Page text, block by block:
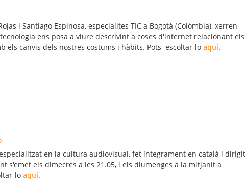
i Santiago Espinosa, especialites TIC a Bogotà (Colòmbia), xerren
ens posa a viure descrivint a coses d'internet relacionant els
els canvis dels nostres costums i hàbits. Pots escoltar-lo aquí.
en la cultura audiovisual, fet íntegrament en català i dirigit
s'emet els dimecres a les 21.05, i els diumenges a la mitjanit a
lo aquí.